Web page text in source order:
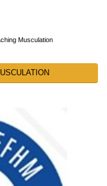
Musculation